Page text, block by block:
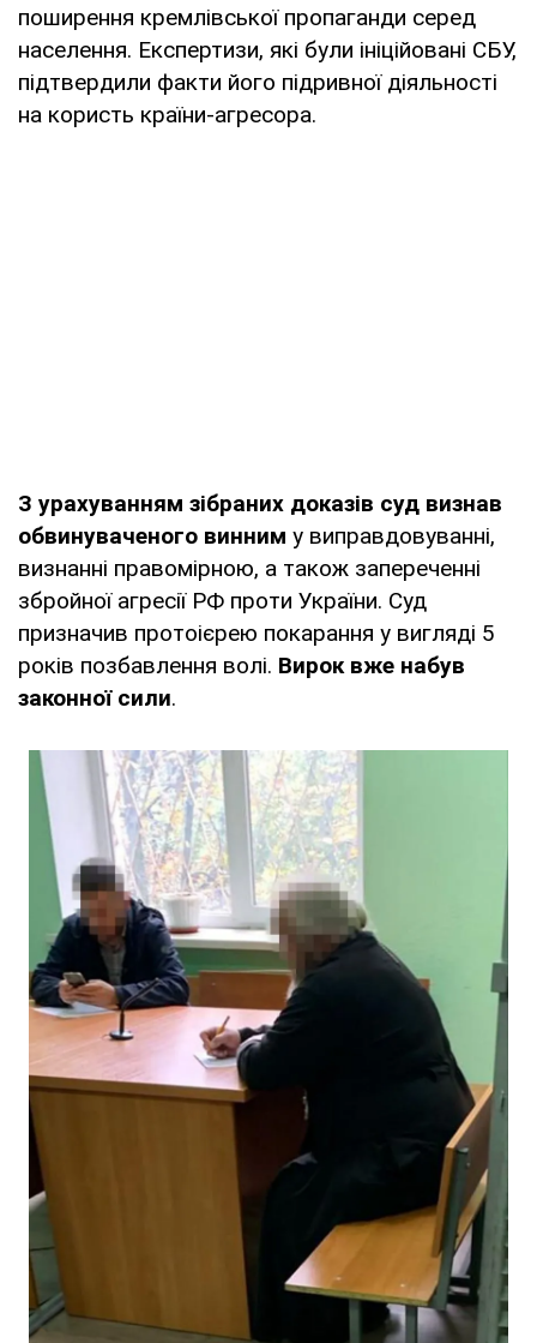
поширення кремлівської пропаганди серед
населення. Експертизи, які були ініційовані СБУ,
підтвердили факти його підривної діяльності
на користь країни-агресора.
З урахуванням зібраних доказів суд визнав
обвинуваченого винним у виправдовуванні,
визнанні правомірною, а також запереченні
збройної агресії РФ проти України. Суд
призначив протоієрею покарання у вигляді 5
років позбавлення волі. Вирок вже набув
законної сили.